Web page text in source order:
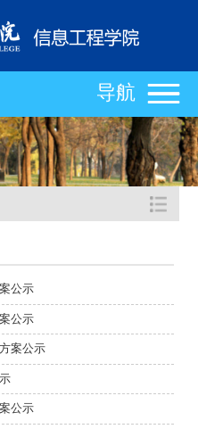
导航
公示
公示
案公示
公示